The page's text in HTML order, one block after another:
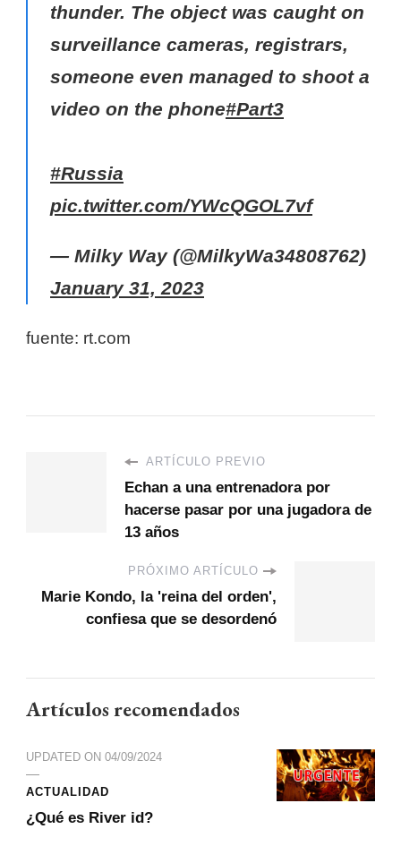
thunder. The object was caught on
surveillance cameras, registrars,
someone even managed to shoot a
video on the phone#Part3
#Russia
pic.twitter.com/YWcQGOL7vf
— Milky Way (@MilkyWa34808762)
January 31, 2023
fuente: rt.com
ARTÍCULO PREVIO
Echan a una entrenadora por
hacerse pasar por una jugadora de
13 años
PRÓXIMO ARTÍCULO
Marie Kondo, la 'reina del orden',
confiesa que se desordenó
Artículos recomendados
UPDATED ON 04/09/2024
ACTUALIDAD
¿Qué es River id?